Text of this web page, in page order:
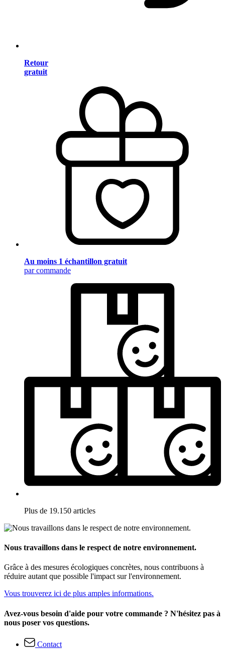
Retour
gratuit
Au moins 1 échantillon gratuit
par commande
Plus de 19.150 articles
Nous travaillons dans le respect de notre environnement.
Grâce à des mesures écologiques concrètes, nous contribuons à
réduire autant que possible l'impact sur l'environnement.
Vous trouverez ici de plus amples informations.
Avez-vous besoin d'aide pour votre commande ? N'hésitez pas à
nous poser vos questions.
Contact